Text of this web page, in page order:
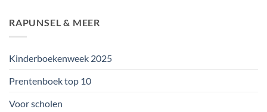
RAPUNSEL & MEER
Kinderboekenweek 2025
Prentenboek top 10
Voor scholen